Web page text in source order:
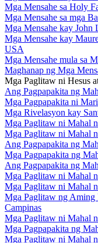
Mga Mensahe sa Holy
Mga Mensahe sa mga
Mga Mensahe kay John
Mga Mensahe kay
USA
Mga Mensahe mula sa
Maghanap ng Mga
Mga Paglitaw ni Hesus
Ang Pagpapakita ng
Mga Pagpapakita ni
Mga Rivelasyon kay
Mga Paglitaw ni Mahal
Mga Paglitaw ni Mahal
Ang Pagpapakita ng
Mga Pagpapakita ng
Ang Pagpapakita ng
Mga Paglitaw ni Mahal
Mga Paglitaw ni Mahal
Mga Paglitaw ng Aming
Campinas
Mga Paglitaw ni Mahal
Mga Pagpapakita ng
Mga Paglitaw ni Mahal